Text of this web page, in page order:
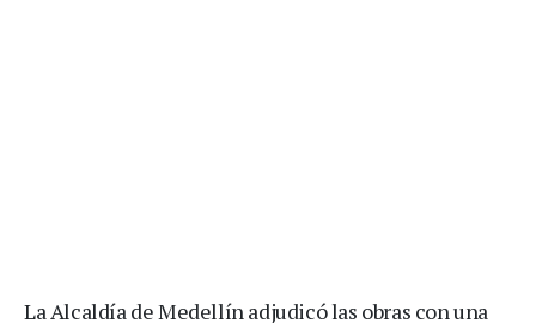
La Alcaldía de Medellín adjudicó las obras con una